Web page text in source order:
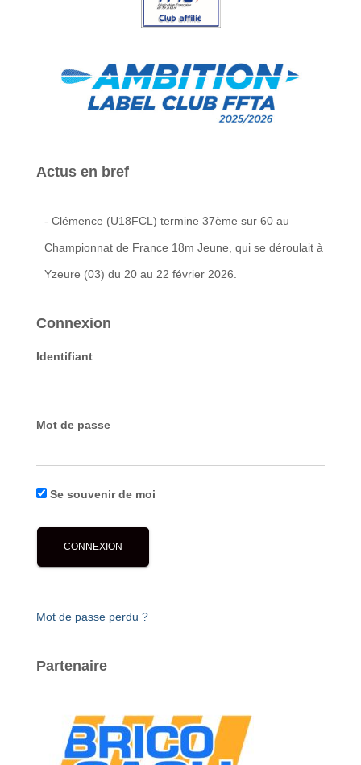
Actus en bref
- Clémence (U18FCL) termine 37ème sur 60 au
Championnat de France 18m Jeune, qui se déroulait à
Yzeure (03) du 20 au 22 février 2026.
Connexion
Identifiant
Mot de passe
Se souvenir de moi
Mot de passe perdu ?
Partenaire